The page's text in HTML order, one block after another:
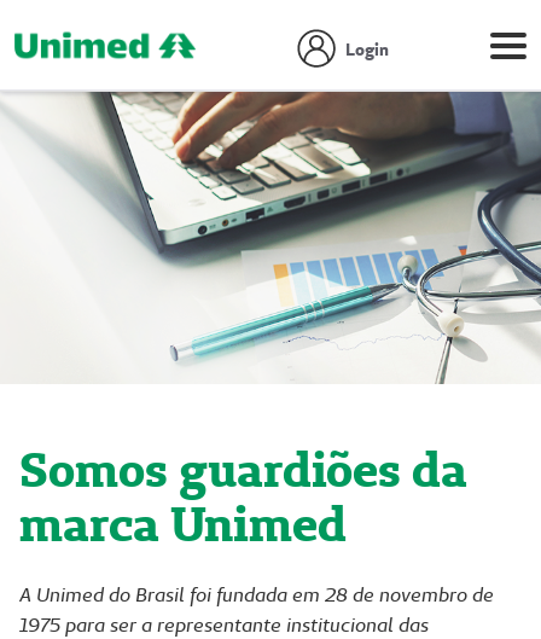
Login
Somos guardiões da
marca Unimed
A Unimed do Brasil foi fundada em 28 de novembro de
1975 para ser a representante institucional das